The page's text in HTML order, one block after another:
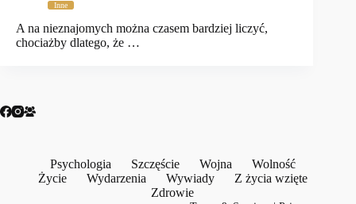
Inne
A na nieznajomych można czasem bardziej liczyć,
chociażby dlatego, że …
Psychologia Szczęście Wojna
Wolność
Życie
Wydarzenia Wywiady
Z życia wzięte
Zdrowie